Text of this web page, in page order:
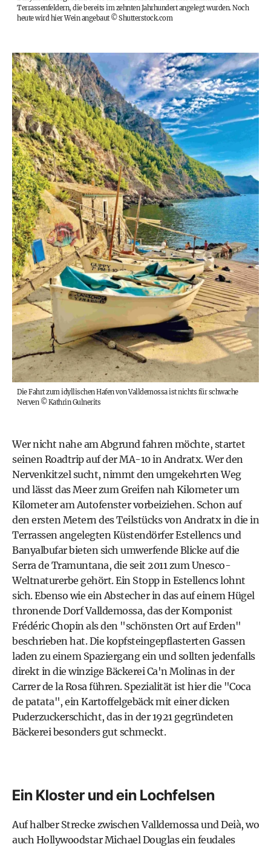
Terrassenfeldern, die bereits im zehnten Jahrhundert angelegt wurden. Noch
heute wird hier Wein angebaut©Shutterstock.com
Die Fahrt zum idyllischen Hafen von Valldemossa ist nichts für schwache
Nerven©Kathrin Gulnerits
Wer nicht nahe am Abgrund fahren möchte, startet
seinen Roadtrip auf der MA-10 in Andratx. Wer den
Nervenkitzel sucht, nimmt den umgekehrten Weg
und lässt das Meer zum Greifen nah Kilometer um
Kilometer am Autofenster vorbeiziehen. Schon auf
den ersten Metern des Teilstücks von Andratx in die in
Terrassen angelegten Küstendörfer Estellencs und
Banyalbufar bieten sich umwerfende Blicke auf die
Serra de Tramuntana, die seit 2011 zum Unesco-
Weltnaturerbe gehört. Ein Stopp in Estellencs lohnt
sich. Ebenso wie ein Abstecher in das auf einem Hügel
thronende Dorf Valldemossa, das der Komponist
Frédéric Chopin als den "schönsten Ort auf Erden"
beschrieben hat. Die kopfsteingepflasterten Gassen
laden zu einem Spaziergang ein und sollten jedenfalls
direkt in die winzige Bäckerei Ca'n Molinas in der
Carrer de la Rosa führen. Spezialität ist hier die "Coca
de patata", ein Kartoffelgebäck mit einer dicken
Puderzuckerschicht, das in der 1921 gegründeten
Bäckerei besonders gut schmeckt.
Ein Kloster und ein Lochfelsen
Auf halber Strecke zwischen Valldemossa und Deià, wo
auch Hollywoodstar Michael Douglas ein feudales